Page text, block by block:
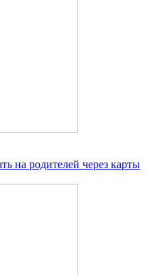
на родителей через карты